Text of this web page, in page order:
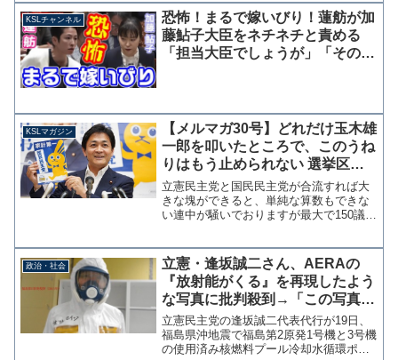
されているが、藤田市議は「郵便投票が
実現すれば選挙結果にも大...
KSLチャンネル
恐怖！まるで嫁いびり！蓮舫が加
藤鮎子大臣をネチネチと責める
「担当大臣でしょうが」「そのこ
KSLマガジン
【メルマガ30号】どれだけ玉木雄
一郎を叩いたところで、このうね
りはもう止められない 選挙区事
情も立憲が不利
立憲民主党と国民民主党が合流すれば大
きな塊ができると、単純な算数もできな
い連中が騒いでおりますが最大で150議席
のだから、これはもう立憲に毛が生えた
程度で「いつもの...
政治・社会
立憲・逢坂誠二さん、AERAの
『放射能がくる』を再現したよう
な写真に批判殺到→「この写真は
私にとっての戒め」さらに炎上が
拡大
立憲民主党の逢坂誠二代表代行が19日、
福島県沖地震で福島第2原発1号機と3号機
の使用済み核燃料プール冷却水循環ポン